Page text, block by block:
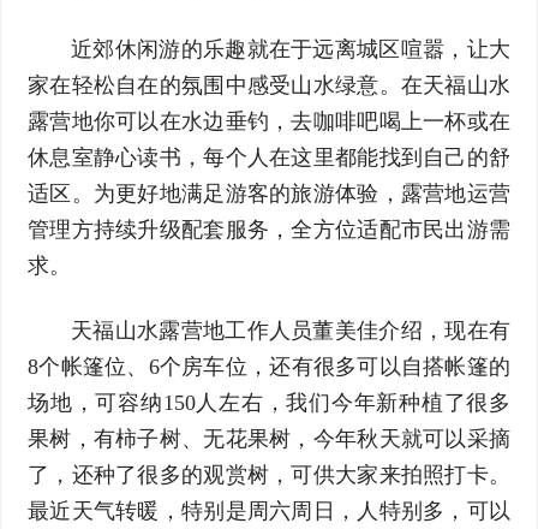
近郊休闲游的乐趣就在于远离城区喧嚣，让大
家在轻松自在的氛围中感受山水绿意。在天福山水
露营地你可以在水边垂钓，去咖啡吧喝上一杯或在
休息室静心读书，每个人在这里都能找到自己的舒
适区。为更好地满足游客的旅游体验，露营地运营
管理方持续升级配套服务，全方位适配市民出游需
求。
天福山水露营地工作人员董美佳介绍，现在有
8个帐篷位、6个房车位，还有很多可以自搭帐篷的
场地，可容纳150人左右，我们今年新种植了很多
果树，有柿子树、无花果树，今年秋天就可以采摘
了，还种了很多的观赏树，可供大家来拍照打卡。
最近天气转暖，特别是周六周日，人特别多，可以